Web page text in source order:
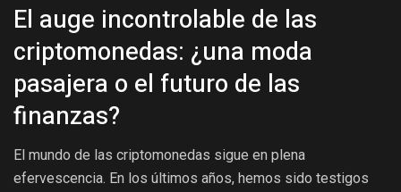
El auge incontrolable de las
criptomonedas: ¿una moda
pasajera o el futuro de las
finanzas?
El mundo de las criptomonedas sigue en plena
efervescencia. En los últimos años, hemos sido testigos